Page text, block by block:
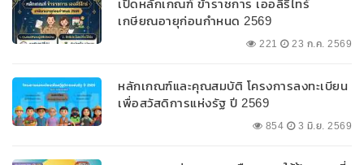
เกษียณอายุก่อนกำหนด 2569
221 23 ก.ค. 2569
หลักเกณฑ์และคุณสมบัติ โครงการลงทะเบียน
เพื่อสวัสดิการแห่งรัฐ ปี 2569
854 3 มิ.ย. 2569